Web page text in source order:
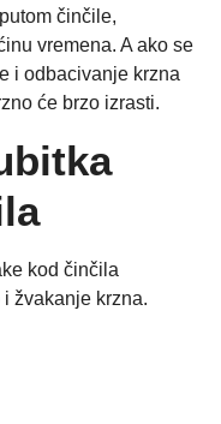
činčile,
vremena. A ako se
i odbacivanje krzna
će brzo izrasti.
kod činčila
žvakanje krzna.